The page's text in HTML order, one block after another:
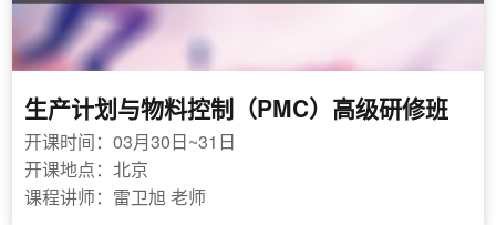
生产计划与物料控制（PMC）高级研修班
开课时间：03月30日~31日
开课地点：北京
课程讲师：雷卫旭 老师